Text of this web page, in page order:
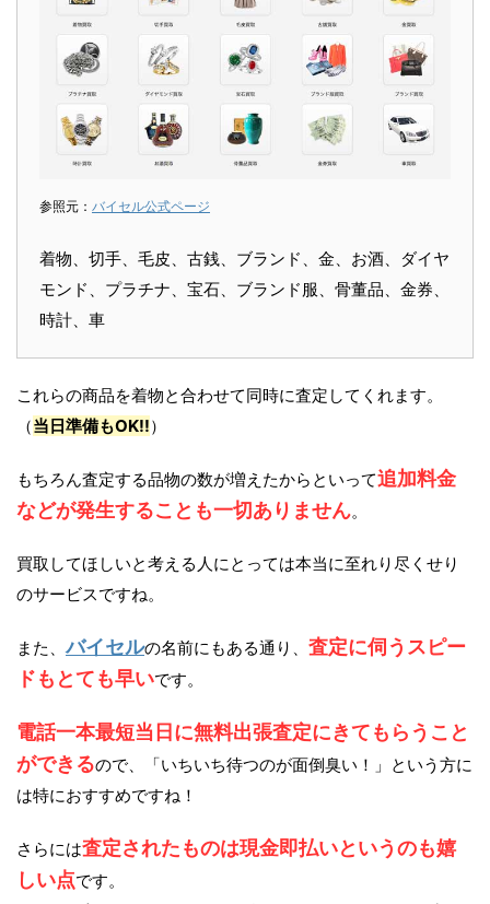
参照元： バイセル公式ページ
着物、切手、毛皮、古銭、ブランド、金、お酒、ダイヤ
モンド、プラチナ、宝石、ブランド服、骨董品、金券、
時計、車
これらの商品を着物と合わせて同時に査定してくれます。
（当日準備もOK!!）
もちろん査定する品物の数が増えたからといって追加料金
などが発生することも一切ありません。
買取してほしいと考える人にとっては本当に至れり尽くせり
のサービスですね。
また、バイセルの名前にもある通り、 査定に伺うスピー
ドもとても早いです。
電話一本最短当日に無料出張査定にきてもらうこと
ができるので、「いちいち待つのが面倒臭い！」という方に
は特におすすめですね！
さらには査定されたものは現金即払いというのも嬉
しい点です。